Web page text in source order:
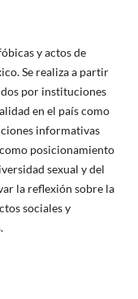
y actos de
Se realiza a partir
por instituciones
en el país como
informativas
posicionamiento
sexual y del
la reflexión sobre la
sociales y